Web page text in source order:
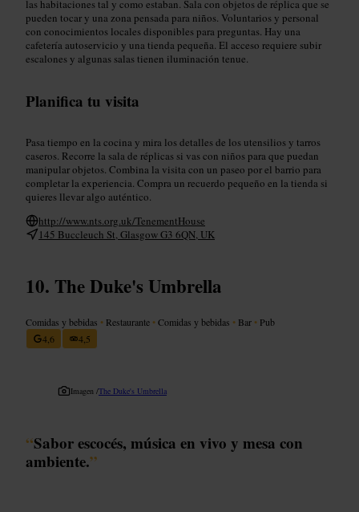
las habitaciones tal y como estaban. Sala con objetos de réplica que se
pueden tocar y una zona pensada para niños. Voluntarios y personal
con conocimientos locales disponibles para preguntas. Hay una
cafetería autoservicio y una tienda pequeña. El acceso requiere subir
escalones y algunas salas tienen iluminación tenue.
Planifica tu visita
Pasa tiempo en la cocina y mira los detalles de los utensilios y tarros
caseros. Recorre la sala de réplicas si vas con niños para que puedan
manipular objetos. Combina la visita con un paseo por el barrio para
completar la experiencia. Compra un recuerdo pequeño en la tienda si
quieres llevar algo auténtico.
http://www.nts.org.uk/TenementHouse
145 Buccleuch St, Glasgow G3 6QN, UK
The Duke's Umbrella
Comidas y bebidas • Restaurante •Comidas y bebidas • Bar • Pub
4,6
4,5
Imagen /The Duke's Umbrella
“Sabor escocés, música en vivo y mesa con
ambiente.”